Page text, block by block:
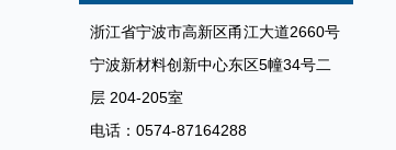
浙江省宁波市高新区甬江大道2660号
宁波新材料创新中心东区5幢34号二
层 204-205室
电话：0574-87164288